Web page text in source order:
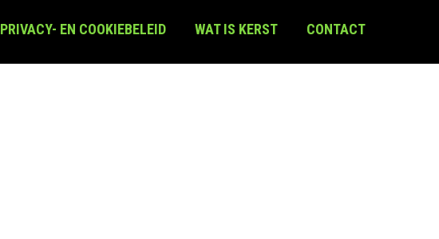
PRIVACY- EN COOKIEBELEID WAT IS KERST CONTACT